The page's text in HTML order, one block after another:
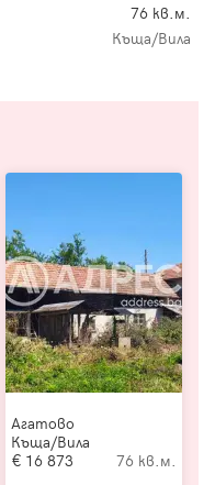
76 кв.м.
Къща/Вила
Агатово
Къща/Вила
16 873
76 кв.м.